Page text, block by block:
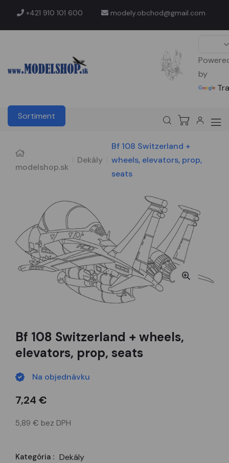
+421 910 101 600 modely.obchod@gmail.com
by
Sortiment
modelshop.sk
Dekály
Bf 108 Switzerland +
wheels, elevators, prop,
seats
Bf 108 Switzerland + wheels,
elevators, prop, seats
Na objednávku
7,24 €
5,89 € bez DPH
Kategória : Dekály